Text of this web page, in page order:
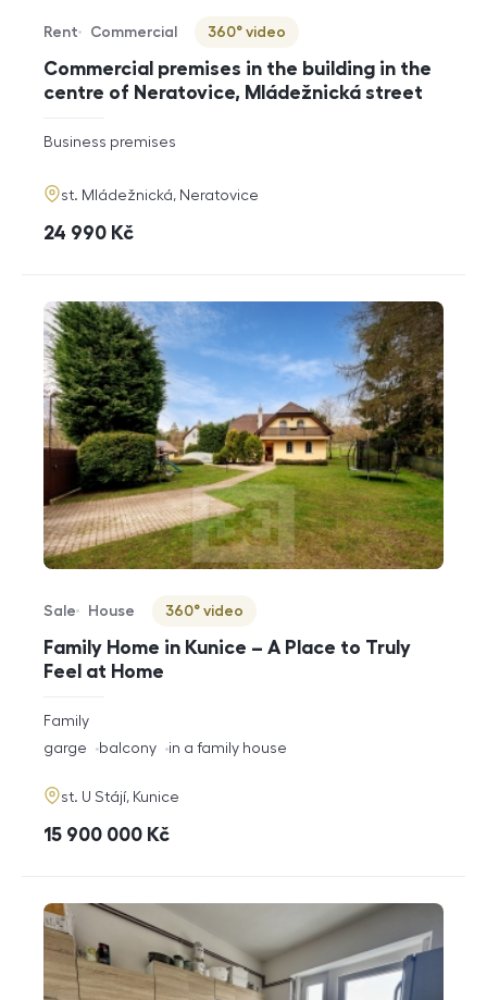
Commercial premises in the building in the
centre of Neratovice, Mládežnická street
Offer type
Rent
Property type
Commercial
Virtuální prohlídka
360° video
rozměry
disposition
Business premises
adresa
st. Mládežnická, Neratovice
cena
24 990 Kč
Family Home in Kunice – A Place to Truly
Feel at Home
Offer type
Sale
Property type
House
Virtuální prohlídka
360° video
rozměry
disposition
Family
funkce
garge balcony in a family house
adresa
st. U Stájí, Kunice
cena
15 900 000 Kč